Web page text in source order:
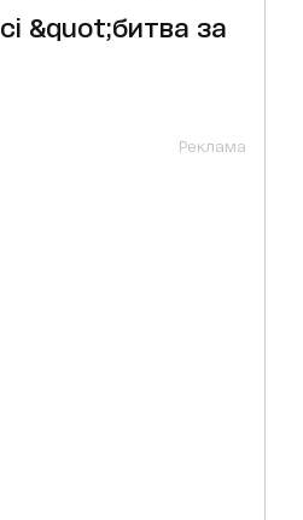
&quot;битва за
Реклама